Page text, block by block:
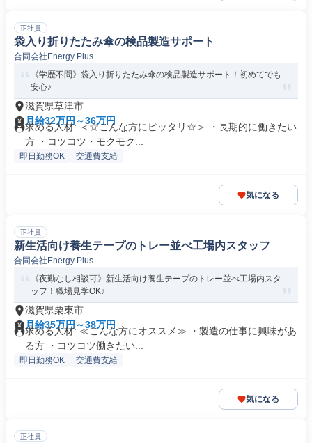
正社員
袋入り折りたたみ傘の検品製造サポート
合同会社Energy Plus
《学歴不問》袋入り折りたたみ傘の検品製造サポート！初めてでも
安心♪
滋賀県草津市
月給32万円～36万円
求める人材: ＜☆こんな方にピッタリ☆＞ ・長期的に働きたい
方 ・コツコツ・モクモク...
即日勤務OK 交通費支給
気になる
正社員
新生活向け養生テープのトレー並べ工場内スタッフ
合同会社Energy Plus
《夜勤なし相談可》新生活向け養生テープのトレー並べ工場内スタ
ッフ！職場見学OK♪
滋賀県栗東市
月給35万円～38万円
求める人材: ≪こんな方にオススメ≫ ・製造の仕事に興味があ
る方 ・コツコツ働きたい...
即日勤務OK 交通費支給
気になる
正社員